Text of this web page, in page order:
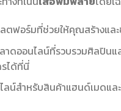
ตฟอร์มที่ช่วยให้คุณสร้างและ
าดออนไลน์ที่รวบรวมศิลปิน
ได้ที่นี่
ลน์สำหรับสินค้าแฮนด์เมดแล